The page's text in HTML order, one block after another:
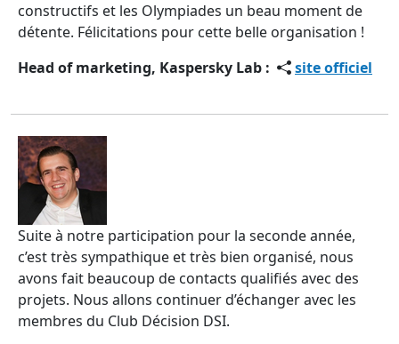
constructifs et les Olympiades un beau moment de
détente. Félicitations pour cette belle organisation !
Head of marketing, Kaspersky Lab :
site officiel
Suite à notre participation pour la seconde année,
c’est très sympathique et très bien organisé, nous
avons fait beaucoup de contacts qualifiés avec des
projets. Nous allons continuer d’échanger avec les
membres du Club Décision DSI.